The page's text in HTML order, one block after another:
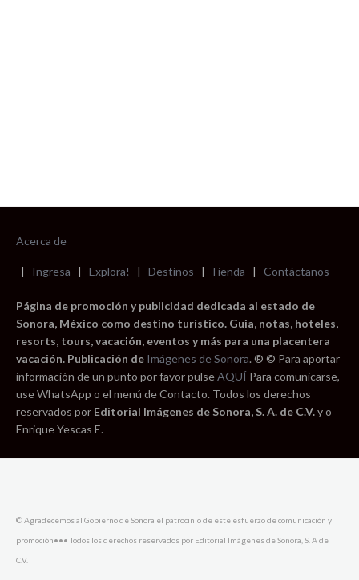
Acerca de
| Ingresa | Explora! | Destinos | Tienda | Contáctanos
Página de promoción y publicidad dedicada al estado de
Sonora, México como destino turístico. Guia, notas, hoteles,
resorts, tours, vacación, eventos y más para una placentera
vacación. Publicación de Imágenes de Sonora. ® © Para aportar
información de un punto por favor pulseAQUÍ Para comunicarse,
use WhatsApp o el menú de Contacto. Todos los derechos
reservados por Editorial Imágenes de Sonora, S. A. de C.V.y o
Enrique Yescas E.
© Agradecemos al Gobierno de Sonora el patrocinio de este esfuerzo de comunicación y
promoción••• Todos los derechos reservados por Editorial Imágenes de Sonora, S. A de
C.V.